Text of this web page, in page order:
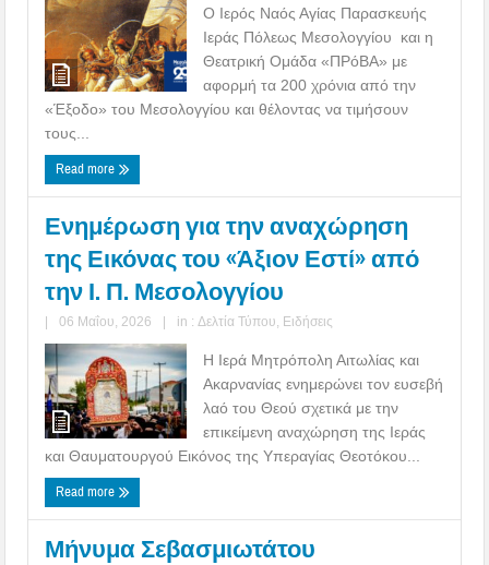
Ο Ιερός Ναός Αγίας Παρασκευής
Ιεράς Πόλεως Μεσολογγίου και η
Θεατρική Ομάδα «ΠΡόΒΑ» με
αφορμή τα 200 χρόνια από την
«Έξοδο» του Μεσολογγίου και θέλοντας να τιμήσουν
τους...
Read more
Ενημέρωση για την αναχώρηση
της Εικόνας του «Άξιον Εστί» από
την Ι. Π. Μεσολογγίου
| 06 Μαΐου, 2026 | in : Δελτία Τύπου Ειδήσεις
Η Ιερά Μητρόπολη Αιτωλίας και
Ακαρνανίας ενημερώνει τον ευσεβή
λαό του Θεού σχετικά με την
επικείμενη αναχώρηση της Ιεράς
και Θαυματουργού Εικόνος της Υπεραγίας Θεοτόκου...
Read more
Μήνυμα Σεβασμιωτάτου